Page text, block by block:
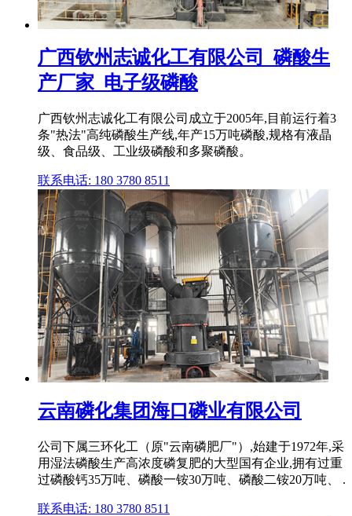
广西钦州志诚化工有限公司_磷酸生
产厂家_电子级磷酸
广西钦州志诚化工有限公司成立于2005年,目前运行着3
条"热法"高纯磷酸生产线,年产15万吨磷酸,规格有液晶
级、食品级、工业级磷酸和多聚磷酸。
联系电话: 180 3780 8511
云南磷化集团海口磷业有限公司
公司下属三环化工（原"云南磷肥厂"）,始建于1972年,采
用湿法磷酸生产高浓度磷复肥的大型国有企业,拥有过重
过磷酸钙35万吨、磷酸一铵30万吨、磷酸二铵20万吨、 .
联系电话: 180 3780 8511